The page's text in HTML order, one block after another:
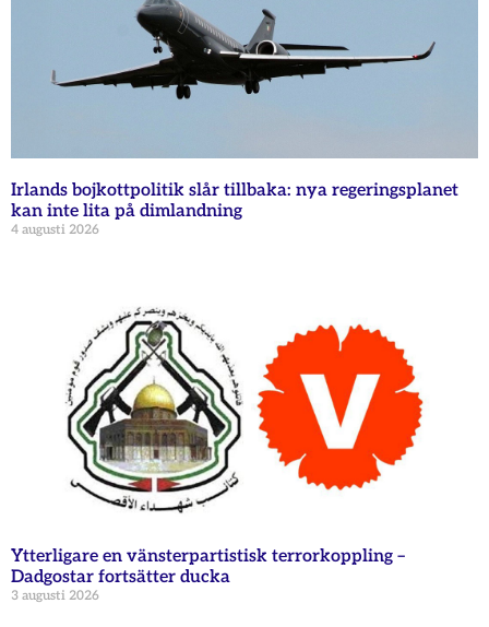
Irlands bojkottpolitik slår tillbaka: nya regeringsplanet
kan inte lita på dimlandning
4 augusti 2026
Ytterligare en vänsterpartistisk terrorkoppling –
Dadgostar fortsätter ducka
3 augusti 2026